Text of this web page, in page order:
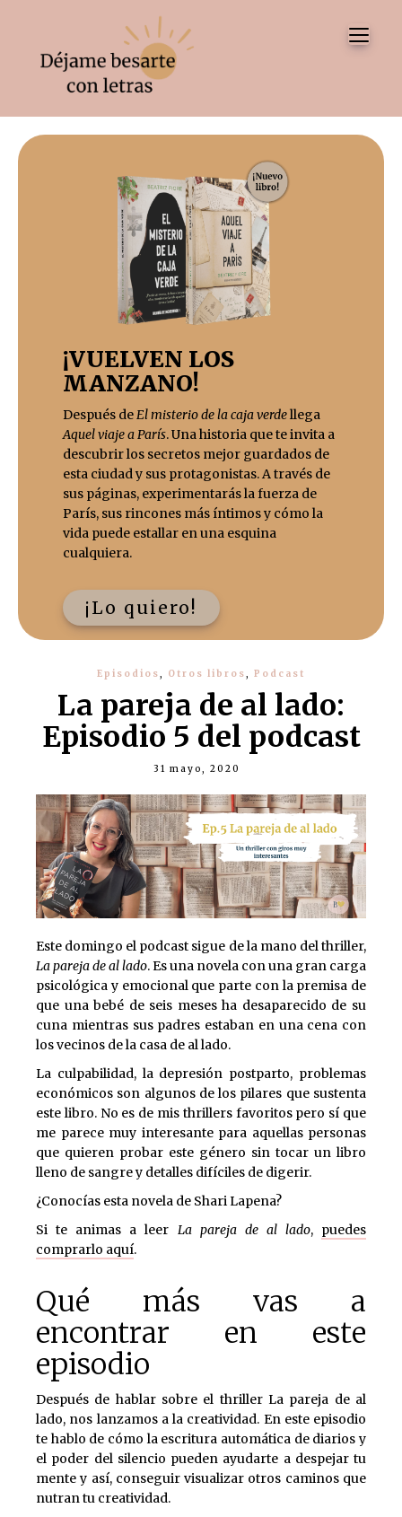
¡VUELVEN LOS
MANZANO!
Después deEl misterio de la caja verdellega
Aquel viaje a París. Una historia que te invita a
descubrir los secretos mejor guardados de
esta ciudad y sus protagonistas. A través de
sus páginas, experimentarás la fuerza de
París, sus rincones más íntimos y cómo la
vida puede estallar en una esquina
cualquiera.
¡Lo quiero!
Episodios, Otros libros, Podcast
La pareja de al lado:
Episodio 5 del podcast
31 mayo, 2020
Este domingo el podcast sigue de la mano del thriller,
La pareja de al lado. Es una novela con una gran carga
psicológica y emocional que parte con la premisa de
que una bebé de seis meses ha desaparecido de su
cuna mientras sus padres estaban en una cena con
los vecinos de la casa de al lado.
La culpabilidad, la depresión postparto, problemas
económicos son algunos de los pilares que sustenta
este libro. No es de mis thrillers favoritos pero sí que
me parece muy interesante para aquellas personas
que quieren probar este género sin tocar un libro
lleno de sangre y detalles difíciles de digerir.
¿Conocías esta novela de Shari Lapena?
Si te animas a leer La pareja de al lado, puedes
comprarlo aquí.
Qué más vas a
encontrar en este
episodio
Después de hablar sobre el thriller La pareja de al
lado, nos lanzamos a la creatividad. En este episodio
te hablo de cómo la escritura automática de diarios y
el poder del silencio pueden ayudarte a despejar tu
mente y así, conseguir visualizar otros caminos que
nutran tu creatividad.